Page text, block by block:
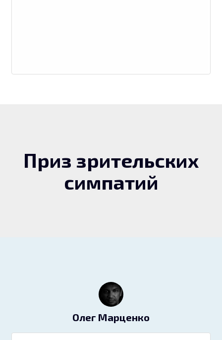
Приз зрительских
симпатий
Олег Марценко